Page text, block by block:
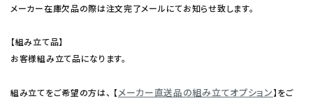
メーカー在庫欠品の際は注文完了メールにてお知らせ致します。
【組み立て品】
お客様組み立て品になります。
組み立てをご希望の方は、 【メーカー直送品の組み立てオプション】をご